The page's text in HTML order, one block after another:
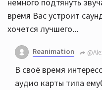
время Вас устроит
хочется лучшего...
Reanimation
В своё время
аудио карты типа